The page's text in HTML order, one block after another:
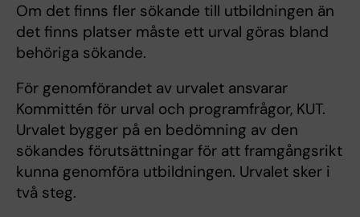
Om det finns fler sökande till utbildningen än
det finns platser måste ett urval göras bland
behöriga sökande.
För genomförandet av urvalet ansvarar
Kommittén för urval och programfrågor, KUT.
Urvalet bygger på en bedömning av den
sökandes förutsättningar för att framgångsrikt
kunna genomföra utbildningen. Urvalet sker i
två steg.